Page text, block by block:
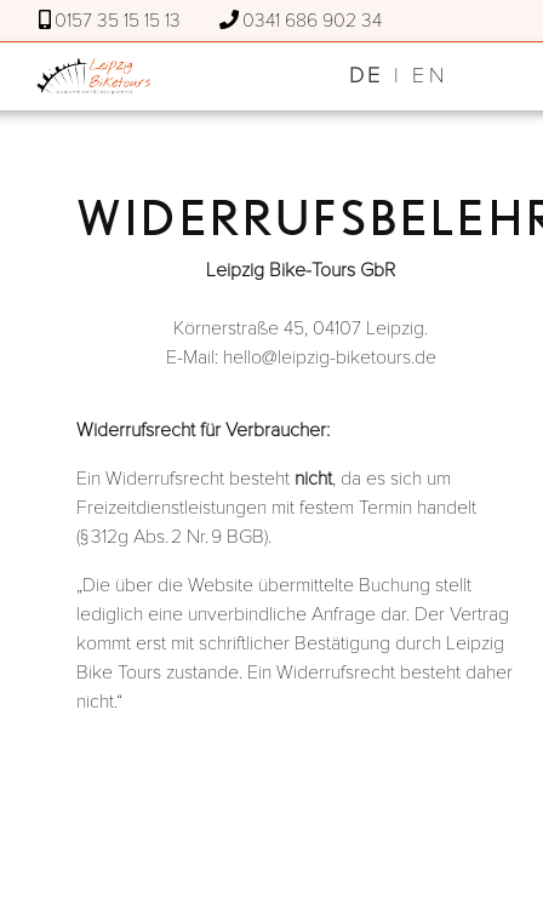
0157 35 15 15 13 0341 686 902 34
DE EN
Leipzig Bike-Tours GbR
Körnerstraße 45, 04107 Leipzig.
E-Mail: hello@leipzig-biketours.de
Widerrufsrecht für Verbraucher:
Ein Widerrufsrecht besteht nicht, da es sich um
Freizeitdienstleistungen mit festem Termin handelt
(§ 312g Abs. 2 Nr. 9 BGB).
„Die über die Website übermittelte Buchung stellt
lediglich eine unverbindliche Anfrage dar. Der Vertrag
kommt erst mit schriftlicher Bestätigung durch Leipzig
Bike Tours zustande. Ein Widerrufsrecht besteht daher
nicht.“